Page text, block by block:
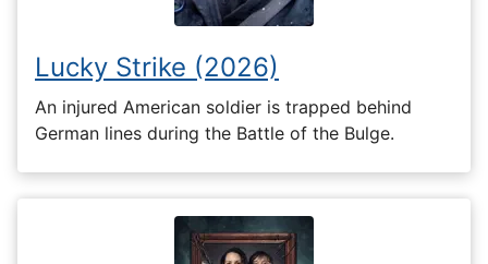
Lucky Strike (2026)
An injured American soldier is trapped behind
German lines during the Battle of the Bulge.